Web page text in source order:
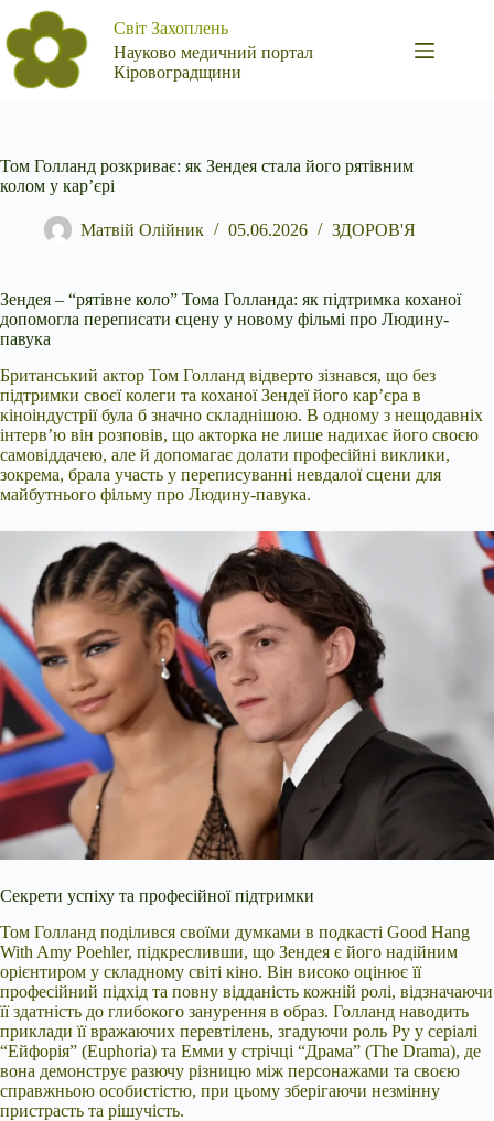
Перейти
до
вмісту
Світ Захоплень
Науково медичний портал
Кіровоградщини
Том Голланд розкриває: як Зендея стала його рятівним
колом у кар’єрі
Матвій Олійник 05.06.2026 ЗДОРОВ'Я
Зендея – “рятівне коло” Тома Голланда: як підтримка коханої
допомогла переписати сцену у новому фільмі про Людину-
павука
Британський актор Том Голланд відверто зізнався, що без
підтримки своєї колеги та коханої Зендеї його кар’єра в
кіноіндустрії була б значно складнішою. В одному з нещодавніх
інтерв’ю він розповів, що акторка не лише надихає його своєю
самовіддачею, але й допомагає долати професійні виклики,
зокрема, брала участь у переписуванні невдалої сцени для
майбутнього фільму про Людину-павука.
Секрети успіху та професійної підтримки
Том Голланд поділився своїми думками в подкасті Good Hang
With Amy Poehler, підкресливши, що Зендея є його надійним
орієнтиром у складному світі кіно. Він високо оцінює її
професійний підхід та повну відданість кожній ролі, відзначаючи
її здатність до глибокого занурення в образ. Голланд наводить
приклади її вражаючих перевтілень, згадуючи роль Ру у серіалі
“Ейфорія” (Euphoria) та Емми у стрічці “Драма” (The Drama), де
вона демонструє разючу різницю між персонажами та своєю
справжньою особистістю, при цьому зберігаючи незмінну
пристрасть та рішучість.